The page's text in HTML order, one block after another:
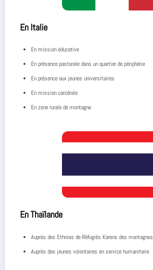
En Italie
En mission éducative
En présence pastorale dans un quartier de périphérie
En présence aux jeunes universitaires
En mission carcérale
En zone rurale de montagne
En Thaïlande
Auprès des Ethnies de Réfugiés Karens des montagnes
Auprès des jeunes volontaires en service humanitaire